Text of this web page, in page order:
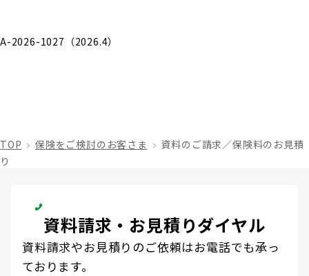
A-2026-1027（2026.4）
TOP 保険をご検討のお客さま
資料のご請求／保険料のお見積
り
資料請求・お見積りダイヤル
資料請求やお見積りのご依頼はお電話でも承っ
ております。